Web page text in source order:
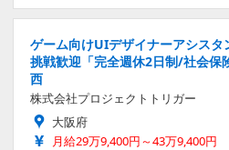
ゲーム向けUIデザイナーアシス
挑戦歓迎「完全週休2日制/社会保
西
株式会社プロジェクトトリガー
大阪府
月給29万9,400円～43万9,400円